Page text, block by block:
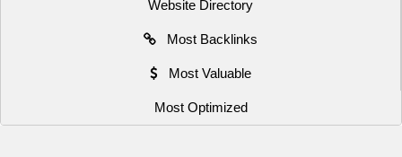
Website Directory
Most Backlinks
Most Valuable
Most Optimized